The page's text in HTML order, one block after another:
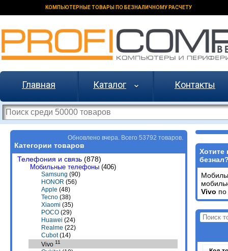
КОМПЬЮТЕРНЫЕ ТОВАРЫ ПО БЕЗНАЛИЧНОМУ РАСЧЕТУ
Главная Каталог Контакты
Обновлено вчера. Всего 53792 товаров.
Категории товаров
Телефония и связь (878)
Мобильные телефоны (406)
Samsung (90)
HONOR (56)
Apple (48)
Tecno (38)
Xiaomi (35)
POCO (29)
Huawei (24)
Realme (22)
Cubot(14)
Vivo 11
Хотите
Vivo